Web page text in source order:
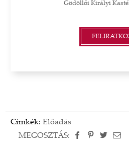
Gödöllői Királyi
Címkék: Előadás
MEGOSZTÁS: